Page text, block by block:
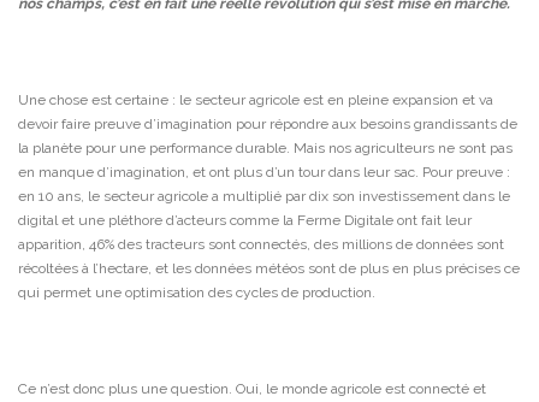
Une chose est certaine : le secteur agricole est en pleine expansion et va
devoir faire preuve d’imagination pour répondre aux besoins grandissants de
la planète pour une performance durable. Mais nos agriculteurs ne sont pas
en manque d’imagination, et ont plus d’un tour dans leur sac. Pour preuve :
en 10 ans, le secteur agricole a multiplié par dix son investissement dans le
digital et une pléthore d’acteurs comme la Ferme Digitale ont fait leur
apparition, 46% des tracteurs sont connectés, des millions de données sont
récoltées à l’hectare, et les données météos sont de plus en plus précises ce
qui permet une optimisation des cycles de production.
Ce n’est donc plus une question. Oui, le monde agricole est connecté et